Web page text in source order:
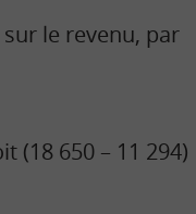
le revenu, par
(18 650 – 11 294)